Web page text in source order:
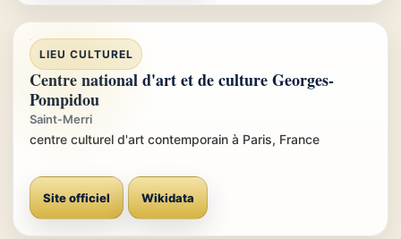
LIEU CULTUREL
Centre national d'art et de culture Georges-
Pompidou
Saint-Merri
centre culturel d'art contemporain à Paris, France
Site officiel Wikidata